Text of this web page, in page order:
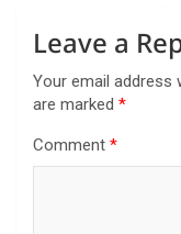
Leave a
Your email address
are marked *
Comment *